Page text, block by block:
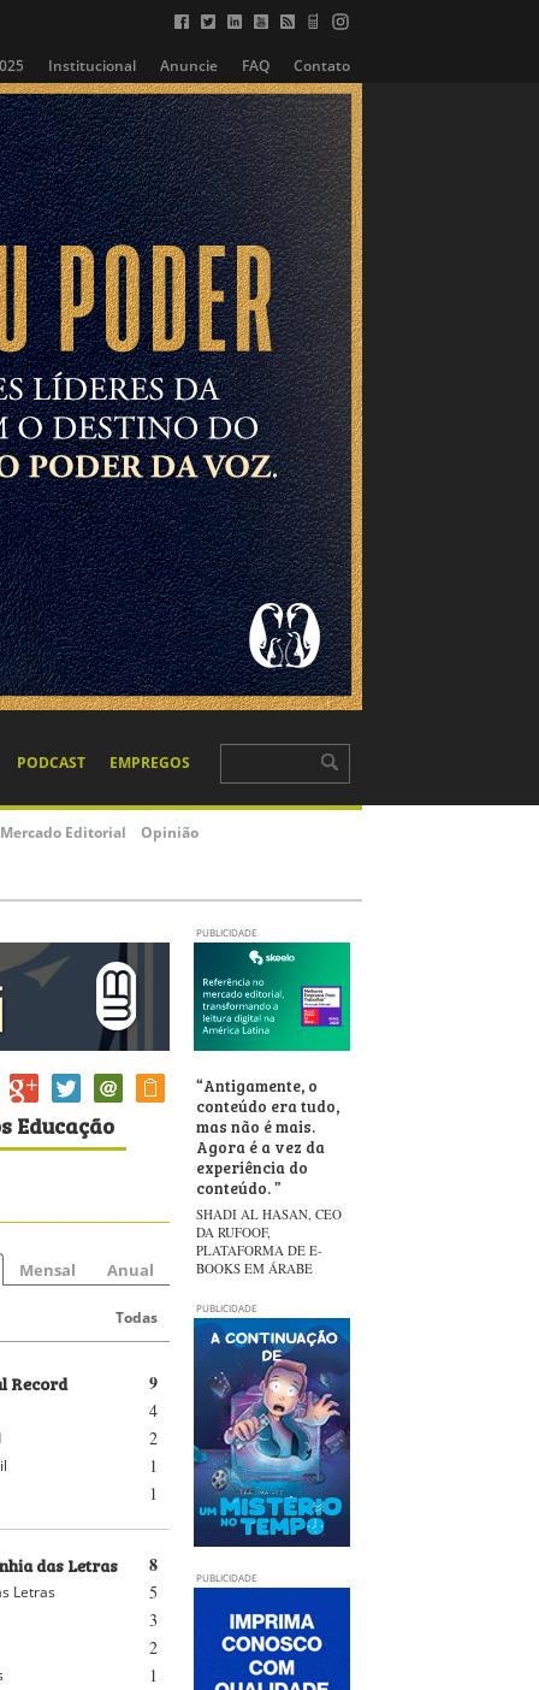
Institucional Anuncie FAQ Contato
PODCAST EMPREGOS
Mercado Editorial Opinião
PUBLICIDADE
Educação
Mensal Anual
Todas
9
Record
4
2
1
1
8
das Letras
5
Letras
3
2
1
“Antigamente, o
conteúdo era tudo,
mas não é mais.
Agora é a vez da
experiência do
conteúdo.”
SHADI AL HASAN, CEO
DA RUFOOF,
PLATAFORMA DE E-
BOOKS EM ÁRABE
PUBLICIDADE
PUBLICIDADE